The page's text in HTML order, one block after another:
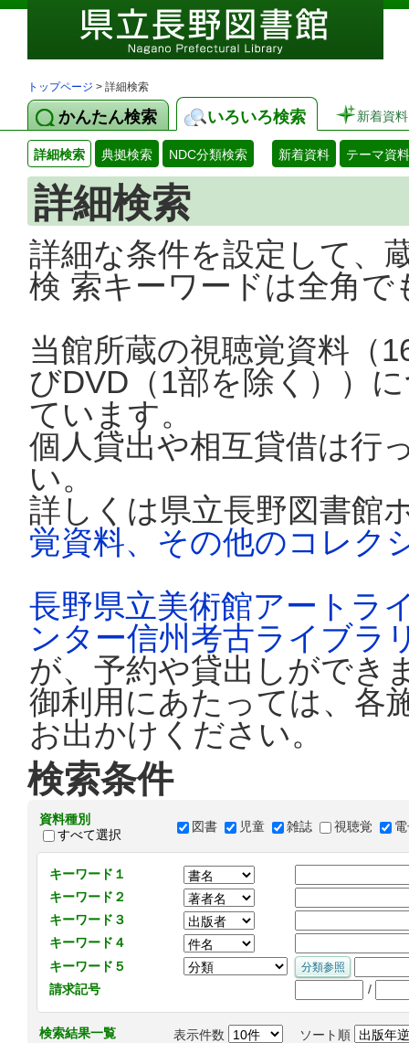
トップページ > 詳細検索
かんたん検索 いろいろ検索 新着資料
詳細検索 典拠検索 NDC分類検索 新着資料 テーマ資料
詳細検索
詳細な条件を設定して、
検 索キーワードは全角
当館所蔵の視聴覚資料（
びDVD（1部を除く））
ています。
個人貸出や相互貸借は行
い。
詳しくは県立長野図書館
覚資料、その他のコレク
長野県立美術館アートラ
ンター信州考古ライブラ
が、予約や貸出しができ
御利用にあたっては、各
お出かけください。
検索条件
資料種別
すべて選択
図書 児童 雑誌 視聴覚
キーワード１
キーワード２
キーワード３
キーワード４
キーワード５
請求記号
/
検索結果一覧 表示件数 ソート順